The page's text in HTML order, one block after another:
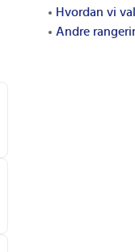
Hvordan vi
Andre